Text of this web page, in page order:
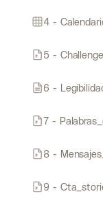
4 -
5 -
6 -
7 -
8 -
9 -